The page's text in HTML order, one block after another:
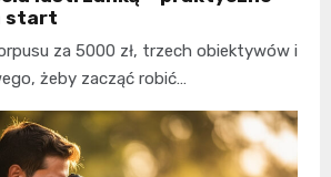
start
za 5000 zł, trzech obiektywów i
żeby zacząć robić…